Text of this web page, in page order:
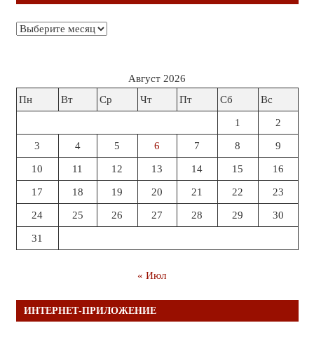
Архивы
Август 2026
Пн
Вт Ср Чт Пт Сб Вс
1 2
3 4 5 6 7 8 9
10 11 12 13 14 15 16
17 18 19 20 21 22 23
24 25 26 27 28 29 30
31
« Июл
ИНТЕРНЕТ-ПРИЛОЖЕНИЕ